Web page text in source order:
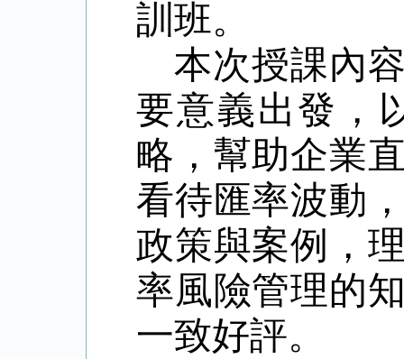
訓班。
本次授課內
要意義出發，
略，幫助企業
看待匯率波動
政策與案例，
率風險管理的
一致好評。